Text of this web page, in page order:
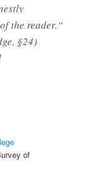
the reader.“
§24)
of